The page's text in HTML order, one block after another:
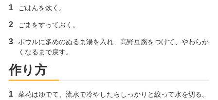
ごはんを炊く。
ごまをすっておく。
ボウルに多めのぬるま湯を入れ、高野豆腐をつけて、やわらか
くなるまで戻す。
作り方
菜花はゆでて、流水で冷やしたらしっかりと絞って水を切る。